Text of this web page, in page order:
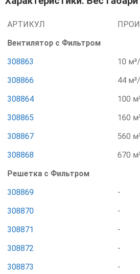
АРТИКУЛ
Вентилятор с Фильтром
308863
10
308866
44
308864
100
308865
160
308867
560
308868
670
Решетка с Фильтром
308869
-
308870
-
308871
-
308872
-
308873
-